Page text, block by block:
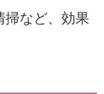
掃など、効果